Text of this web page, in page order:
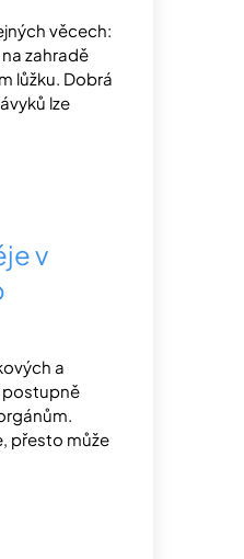
věcech:
zahradě
lůžku. Dobrá
lze
v
a
postupně
přesto může